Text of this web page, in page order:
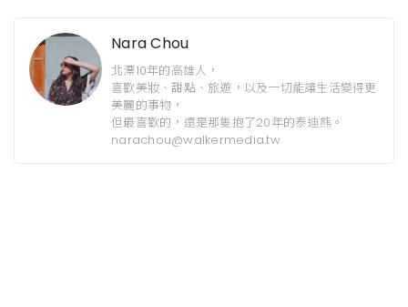
Nara Chou
北漂10年的高雄人，
喜歡美妝、甜點、旅遊，以及一切能讓生活變得更
美麗的事物，
但最喜歡的，還是那隻抱了20年的泰迪熊。
narachou@walkermedia.tw